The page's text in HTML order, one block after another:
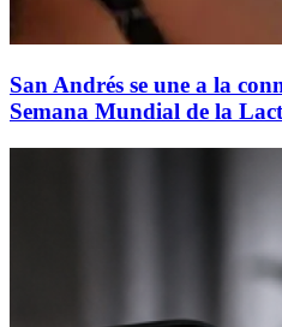
San Andrés se une a la
Semana Mundial de la